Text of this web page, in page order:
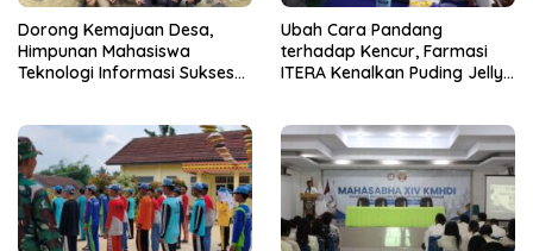
Dorong Kemajuan Desa,
Himpunan Mahasiswa
Teknologi Informasi Sukses
Ubah Cara Pandang
terhadap Kencur, Farmasi
ITERA Kenalkan Puding Jelly